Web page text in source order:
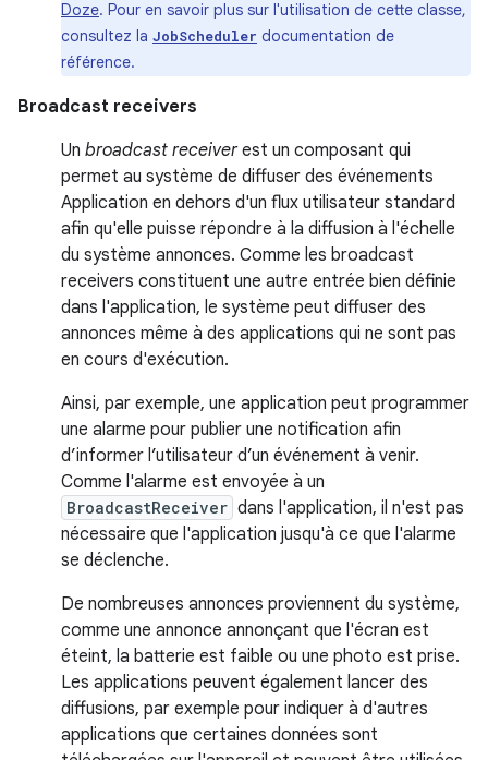
Doze. Pour en savoir plus sur l'utilisation de cette classe,
consultez la JobScheduler documentation de
référence.
Broadcast receivers
Un broadcast receiverest un composant qui
permet au système de diffuser des événements
Application en dehors d'un flux utilisateur standard
afin qu'elle puisse répondre à la diffusion à l'échelle
du système annonces. Comme les broadcast
receivers constituent une autre entrée bien définie
dans l'application, le système peut diffuser des
annonces même à des applications qui ne sont pas
en cours d'exécution.
Ainsi, par exemple, une application peut programmer
une alarme pour publier une notification afin
d’informer l’utilisateur d’un événement à venir.
Comme l'alarme est envoyée à un
BroadcastReceiver dans l'application, il n'est pas
nécessaire que l'application jusqu'à ce que l'alarme
se déclenche.
De nombreuses annonces proviennent du système,
comme une annonce annonçant que l'écran est
éteint, la batterie est faible ou une photo est prise.
Les applications peuvent également lancer des
diffusions, par exemple pour indiquer à d'autres
applications que certaines données sont